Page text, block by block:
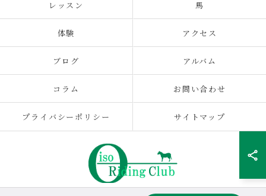
レッスン 馬
体験 アクセス
ブログ アルバム
コラム お問い合わせ
プライバシーポリシー サイトマップ